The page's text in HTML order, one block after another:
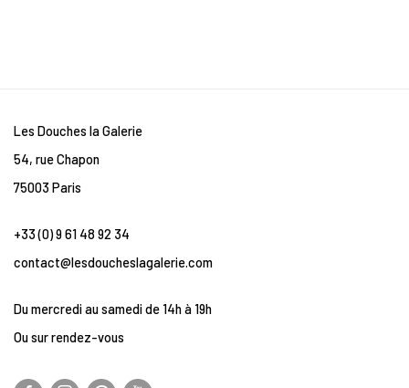
Les Douches la Galerie
54, rue Chapon
75003 Paris
+33 (0) 9 61 48 92 34
contact@lesdoucheslagalerie.com
Du mercredi au samedi de 14h à 19h
Ou sur rendez-vous